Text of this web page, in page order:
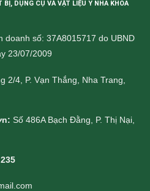
DỤNG CỤ VÀ VẬT LIỆU Y NHA KHOA
doanh số: 37A8015717 do UBND
23/07/2009
2/4, P. Vạn Thắng, Nha Trang,
Số 486A Bạch Đằng, P. Thị Nại,